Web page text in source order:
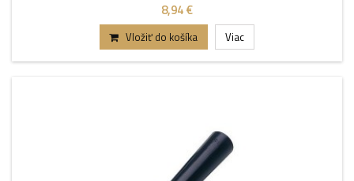
8,94 €
Vložiť do košíka Viac